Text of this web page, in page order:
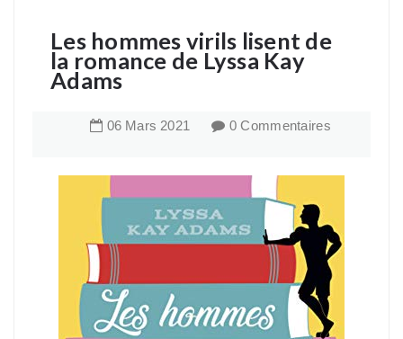
Les hommes virils lisent de
la romance de Lyssa Kay
Adams
06 Mars 2021 0 Commentaires